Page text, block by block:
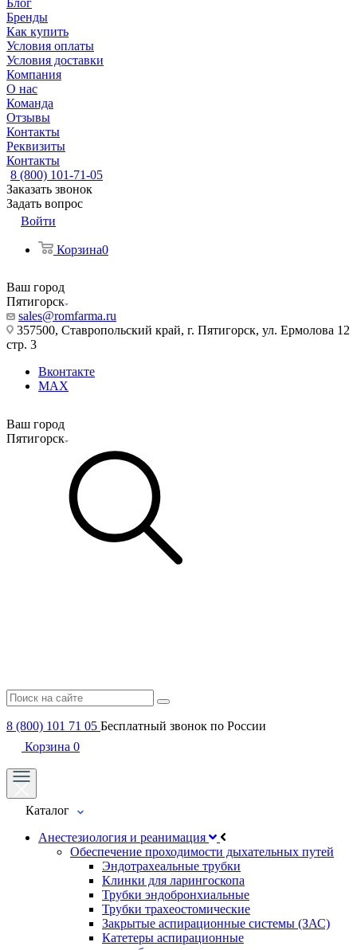
Блог
Бренды
Как купить
Условия оплаты
Условия доставки
Компания
О нас
Команда
Отзывы
Контакты
Реквизиты
Контакты
8 (800) 101-71-05
Заказать звонок
Задать вопрос
Войти
Корзина0
Ваш город
Пятигорск
sales@romfarma.ru
357500, Ставропольский край, г. Пятигорск, ул. Ермолова 12
стр. 3
Вконтакте
MAX
Ваш город
Пятигорск
8 (800) 101 71 05 Бесплатный звонок по России
Корзина 0
Каталог
Анестезиология и реанимация
Обеспечение проходимости дыхательных путей
Эндотрахеальные трубки
Клинки для ларингоскопа
Трубки эндобронхиальные
Трубки трахеостомические
Закрытые аспирационные системы (ЗАС)
Катетеры аспирационные